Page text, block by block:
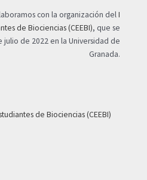
con la organización delI
de Biociencias (CEEBI), que se
julio de 2022 en la Universidad de
Granada.